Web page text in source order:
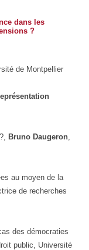
dans les
?
de Montpellier
Bruno Daugeron
au moyen de la
de recherches
des démocraties
public, Université